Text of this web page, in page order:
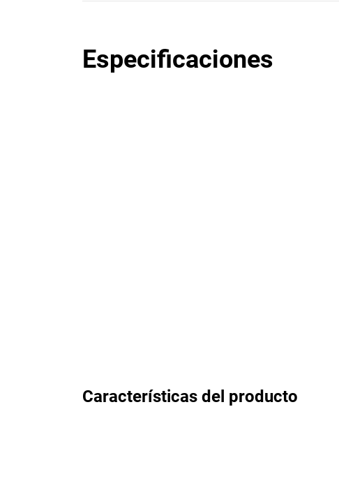
Especificaciones
Características del producto